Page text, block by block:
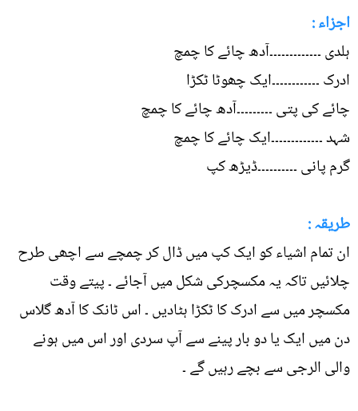
اجزاء :
ہلدی ۔۔۔۔۔۔۔۔۔۔۔۔۔آدھ چائے کا چمچ
ادرک ۔۔۔۔۔۔۔۔۔۔۔۔ایک چھوٹا ٹکڑا
چائے کی پتی ۔۔۔۔۔۔۔۔۔آدھ چائے کا چمچ
شہد ۔۔۔۔۔۔۔۔۔۔۔۔۔ایک چائے کا چمچ
گرم پانی ۔۔۔۔۔۔۔۔۔۔ڈیڑھ کپ
طریقہ :
ان تمام اشیاء کو ایک کپ میں ڈال کر چمچے سے اچھی طرح
چلائیں تاکہ یہ مکسچرکی شکل میں آجائے ۔ پیتے وقت
مکسچر میں سے ادرک کا ٹکڑا ہٹادیں ۔ اس ٹانک کا آدھ گلاس
دن میں ایک یا دو بار پینے سے آپ سردی اور اس میں ہونے
والی الرجی سے بچے رہیں گے ۔